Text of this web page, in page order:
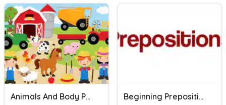
Animals And Body Parts ESL Beginning Prepositions - ESL